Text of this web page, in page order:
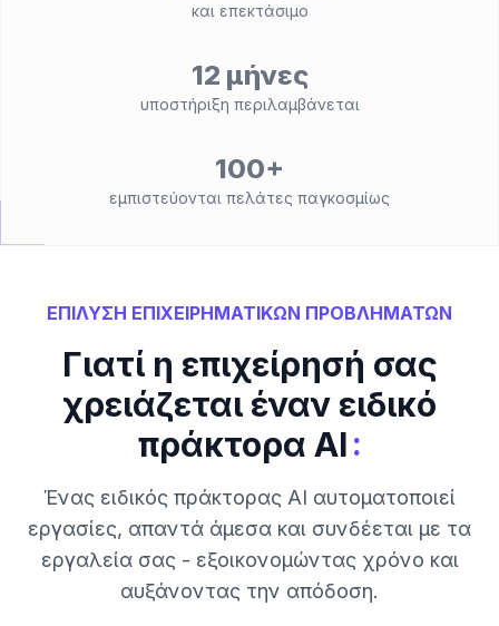
και επεκτάσιμο
12 μήνες
υποστήριξη περιλαμβάνεται
100+
εμπιστεύονται πελάτες παγκοσμίως
ΕΠΙΛΥΣΗ ΕΠΙΧΕΙΡΗΜΑΤΙΚΩΝ ΠΡΟΒΛΗΜΑΤΩΝ
Γιατί η επιχείρησή σας
χρειάζεται έναν ειδικό
πράκτορα AI:
Ένας ειδικός πράκτορας AI αυτοματοποιεί
εργασίες, απαντά άμεσα και συνδέεται με τα
εργαλεία σας - εξοικονομώντας χρόνο και
αυξάνοντας την απόδοση.